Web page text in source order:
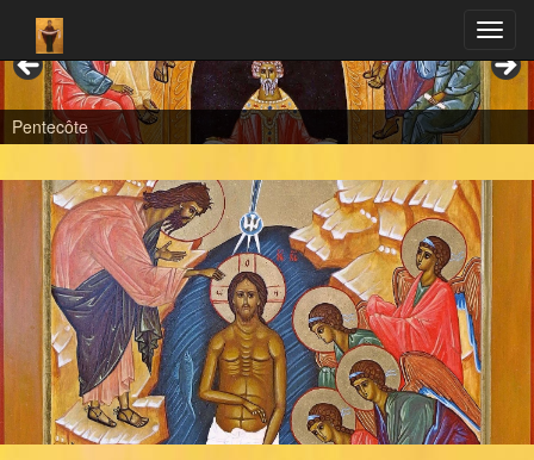
Pentecôte